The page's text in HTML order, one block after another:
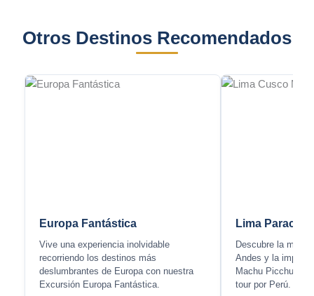
Otros Destinos Recomendados
Europa Fantástica
Vive una experiencia inolvidable
recorriendo los destinos más
deslumbrantes de Europa con nuestra
Excursión Europa Fantástica.
Lima Paracas
Descubre la
Andes y la
Machu Picchu
tour por Perú.